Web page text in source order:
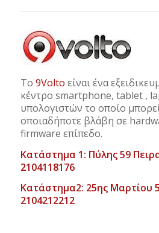
Το 9Volto είναι ένα
κέντρο smartphone, tablet ,
υπολογιστών το οποίο
οποιαδήποτε βλάβη σε
firmware επίπεδο.
Κατάστημα 1: Πύλης 59
2104118176
Κατάστημα2: 25ης Μαρτίου
2104212212